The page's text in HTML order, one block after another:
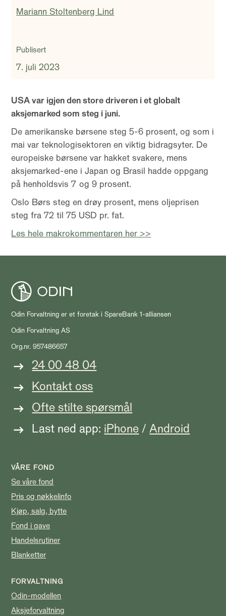
Mariann Stoltenberg Lind
Publisert
7. juli 2023
USA var igjen den store driveren i et globalt
aksjemarked som steg i juni.
De amerikanske børsene steg 5-6 prosent, og som i
mai var teknologisektoren en viktig bidragsyter. De
europeiske børsene var hakket svakere, mens
aksjemarked-ene i Japan og Brasil hadde oppgang
på henholdsvis 7 og 9 prosent.
Oslo Børs steg en drøy prosent, mens oljeprisen
steg fra 72 til 75 USD pr. fat.
Les hele makrokommentaren her >>
Odin Forvaltning er et foretak i SpareBank 1-alliansen
Odin Forvaltning AS
Org.nr. 957486657
24 00 48 04
Kontakt oss
Ofte stilte spørsmål
Last ned app: iPhone /Android
VÅRE FOND
Se våre fond
Pris og nøkkelinfo
Kjøp, salg, bytte
Fond i gave
Handelsrutiner
Blanketter
FORVALTNING
Odin-modellen
Aksjeforvaltning